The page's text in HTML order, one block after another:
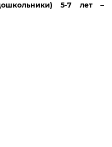
5-7 лет –